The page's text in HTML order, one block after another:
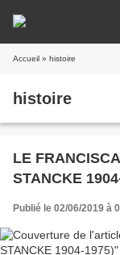
Accueil » histoire
histoire
LE
STANCKE
Publié le 02/06/2019 à